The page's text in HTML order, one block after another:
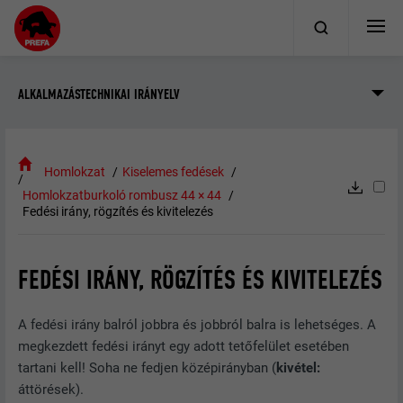
ALKALMAZÁSTECHNIKAI IRÁNYELV
Homlokzat
Kiselemes fedések
Homlokzatburkoló rombusz 44 × 44
Fedési irány, rögzítés és kivitelezés
FEDÉSI IRÁNY, RÖGZÍTÉS ÉS KIVITELEZÉS
A fedési irány balról jobbra és jobbról balra is lehetséges. A
megkezdett fedési irányt egy adott tetőfelület esetében
tartani kell! Soha ne fedjen középirányban ( kivétel:
áttörések).